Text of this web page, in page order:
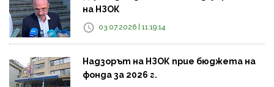
на НЗОК
03.07.2026 | 11:19:14
Надзорът на НЗОК прие бюджета на
фонда за 2026 г.